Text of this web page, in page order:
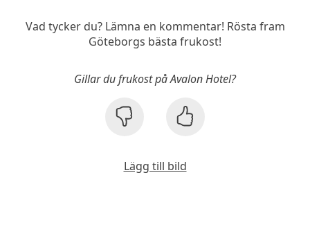
Vad tycker du? Lämna en kommentar! Rösta fram
Göteborgs bästa frukost!
Gillar du frukost på Avalon Hotel?
Lägg till bild